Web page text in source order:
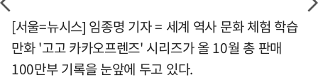
[서울=뉴시스] 임종명 기자 = 세계 역사 문화 체험 학습
만화 '고고 카카오프렌즈' 시리즈가 올 10월 총 판매
100만부 기록을 눈앞에 두고 있다.